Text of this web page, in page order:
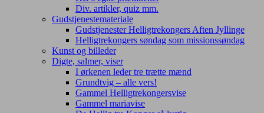
Div. artikler, quiz mm.
Gudstjenestemateriale
Gudstjenester Helligtrekongers Aften Jyllinge
Helligtrekongers søndag som missionssøndag
Kunst og billeder
Digte, salmer, viser
I ørkenen leder tre trætte mænd
Grundtvig – alle vers!
Gammel Helligtrekongersvise
Gammel mariavise